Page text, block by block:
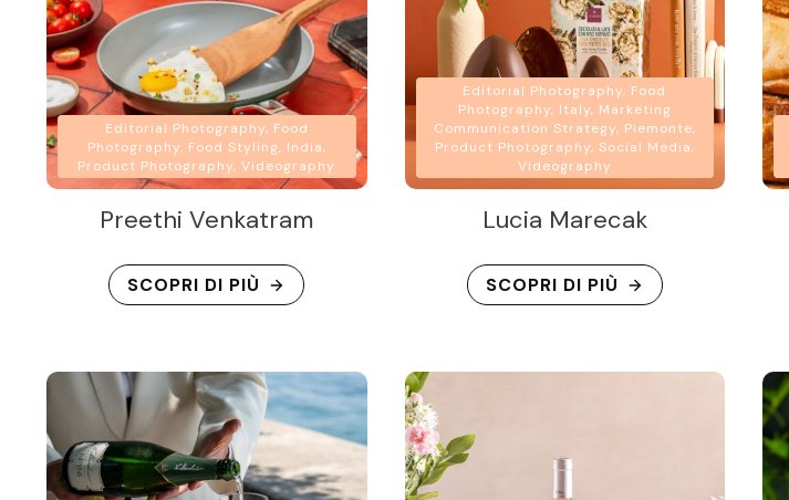
Editorial Photography, Food
Photography, Food Styling, India,
Product Photography, Videography
Preethi Venkatram
SCOPRI DI PIÙ
Editorial Photography, Food
Photography, Italy, Marketing
Communication Strategy, Piemonte,
Product Photography, Social Media,
Videography
Lucia Marecak
SCOPRI DI PIÙ